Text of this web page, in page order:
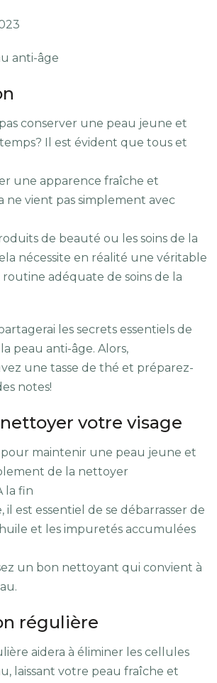
conserver une peau jeune et
Il est évident que tous et
une apparence fraîche et
ne vient pas simplement avec
de beauté ou les soins de la
nécessite en réalité une véritable
adéquate de soins de la
les secrets essentiels de
la peau anti-âge. Alors,
une tasse de thé et préparez-
notes!
nettoyer votre visage
maintenir une peau jeune et
de la nettoyer
la fin
est essentiel de se débarrasser de
et les impuretés accumulées
un bon nettoyant qui convient à
régulière
aidera à éliminer les cellules
laissant votre peau fraîche et